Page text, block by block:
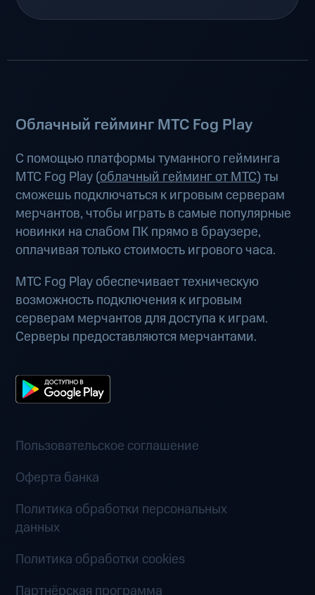
Облачный гейминг МТС Fog Play
С помощью платформы туманного гейминга
МТС Fog Play (облачный гейминг от МТС) ты
сможешь подключаться к игровым серверам
мерчантов, чтобы играть в самые популярные
новинки на слабом ПК прямо в браузере,
оплачивая только стоимость игрового часа.
МТС Fog Play обеспечивает техническую
возможность подключения к игровым
серверам мерчантов для доступа к играм.
Серверы предоставляются мерчантами.
Пользовательское соглашение
Оферта банка
Политика обработки персональных
данных
Политика обработки cookies